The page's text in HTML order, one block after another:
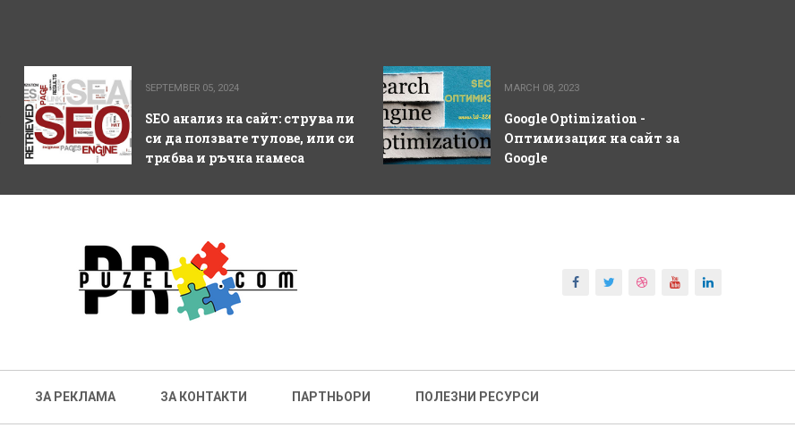
SEPTEMBER 05, 2024
SEO анализ на сайт: струва ли
си да ползвате тулове, или си
трябва и ръчна намеса
MARCH 08, 2023
Google Optimization -
Оптимизация на сайт за
Google
ЗА РЕКЛАМА ЗА КОНТАКТИ ПАРТНЬОРИ ПОЛЕЗНИ РЕСУРСИ